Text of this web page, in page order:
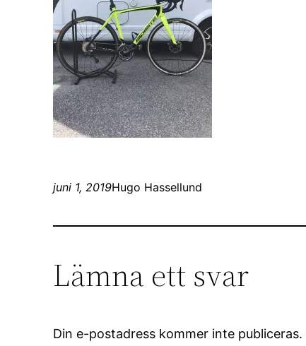
juni 1, 2019Hugo Hassellund
Lämna ett svar
Din e-postadress kommer inte publiceras.